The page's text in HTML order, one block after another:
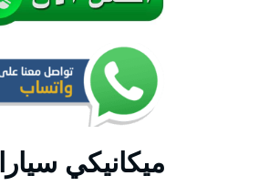
ميكانيكي